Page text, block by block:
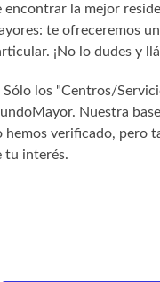
encontrar la mejor
te ofreceremos
¡No lo dudes y
Sólo los "Centros/
Nuestra
hemos verificado, pero
tu interés.